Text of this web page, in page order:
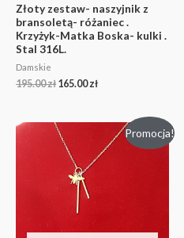
Złoty zestaw- naszyjnik z
bransoletą- różaniec .
Krzyżyk-Matka Boska- kulki .
Stal 316L.
Damskie
195.00zł 165.00zł
Promocja!